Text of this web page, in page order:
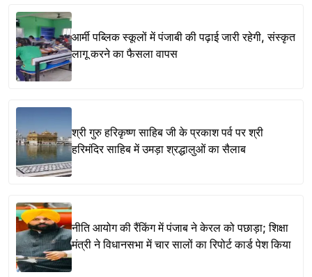
आर्मी पब्लिक स्कूलों में पंजाबी की पढ़ाई जारी रहेगी, संस्कृत
लागू करने का फैसला वापस
श्री गुरु हरिकृष्ण साहिब जी के प्रकाश पर्व पर श्री
हरिमंदिर साहिब में उमड़ा श्रद्धालुओं का सैलाब
नीति आयोग की रैंकिंग में पंजाब ने केरल को पछाड़ा; शिक्षा
मंत्री ने विधानसभा में चार सालों का रिपोर्ट कार्ड पेश किया